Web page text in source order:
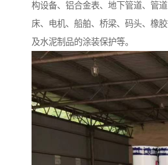
构设备、铝合金表、地下管道、管
床、电机、船舶、桥梁、码头、橡
及水泥制品的涂装保护等。